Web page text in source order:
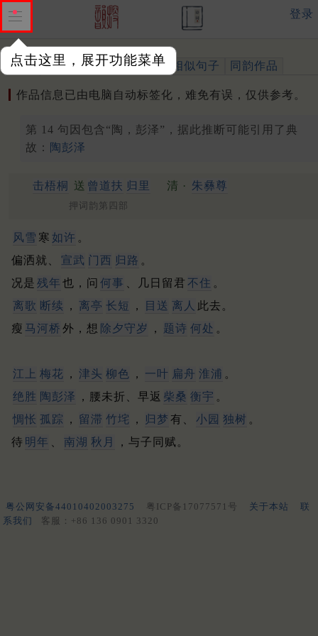
点击这里，展开功能菜单
登录
作品 标注四声 出处、引用 相似句子 同韵作品
作品信息已由电脑自动标签化，难免有误，仅供参考。
第 14 句因包含“陶，彭泽”，据此推断可能引用了典
故： 陶彭泽
击梧桐 送 曾道扶 归里 清 · 朱彝尊
押词韵第四部
风雪 寒 如许 。
偏洒就、
宣武 门西 归路 。
况是 残年 也，问 何事 、几日留君 不住 。
离歌 断续 ， 离亭 长短 ， 目送 离人 此去。
瘦 马河桥 外，想 除夕守岁 ， 题诗 何处 。
江上 梅花 ， 津头 柳色 ， 一叶 扁舟 淮浦 。
绝胜 陶彭泽 ，腰未折、早返 柴桑 衡宇 。
惆怅 孤踪 ， 留滞 竹垞 ， 归梦 有、 小园 独树 。
待 明年 南湖 秋月 ，与子同赋。
粤公网安备44010402003275 粤ICP备17077571号 关于本站
联
系我们
客服：+86 136 0901 3320